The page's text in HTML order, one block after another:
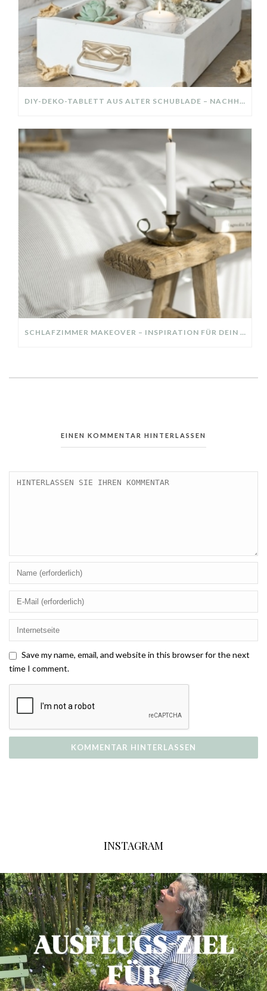
DIY-DEKO-TABLETT AUS ALTER SCHUBLADE – NACHHALTIGE HERBSTDEKO SELBER MACHEN!
SCHLAFZIMMER MAKEOVER – INSPIRATION FÜR DEIN SCHLAFZIMMER: AUS ALT MACH NEU – HELL, GEMÜTLICH UND EINLADEND
EINEN KOMMENTAR HINTERLASSEN
Save my name, email, and website in this browser for the next
time I comment.
INSTAGRAM